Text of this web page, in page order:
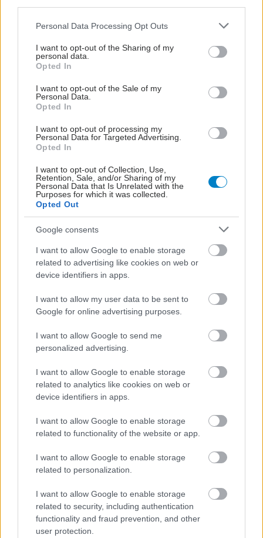
Please note that this website/app uses one or more Google
not limited to your visit or usage behaviour. You may click to
grant or deny consent to Google and its third-party tags to
use your data for below specified purposes in below Google
consent section.
Personal Data Processing Opt Outs
I want to opt-out of the Sharing of my
personal data.
Opted In
I want to opt-out of the Sale of my
Personal Data.
Opted In
I want to opt-out of processing my
Personal Data for Targeted Advertising.
Opted In
I want to opt-out of Collection, Use,
Retention, Sale, and/or Sharing of my
Personal Data that Is Unrelated with the
Purposes for which it was collected.
Opted Out
Google consents
I want to allow Google to enable storage
related to advertising like cookies on web or
device identifiers in apps.
I want to allow my user data to be sent to
Google for online advertising purposes.
I want to allow Google to send me
personalized advertising.
I want to allow Google to enable storage
related to analytics like cookies on web or
device identifiers in apps.
I want to allow Google to enable storage
related to functionality of the website or app.
I want to allow Google to enable storage
related to personalization.
I want to allow Google to enable storage
related to security, including authentication
functionality and fraud prevention, and other
user protection.
ΜΠΕΙΤΕ ΣΤΗ ΣΥΖΗΤΗΣΗ
Loading...
ΣΗΜΕΡΑ ΣΤΟ IATRONET.GR
Οι αλλαγές στο σώμα που θεωρούνται φυσιολογικές
με το πέρασμα του χρόνου